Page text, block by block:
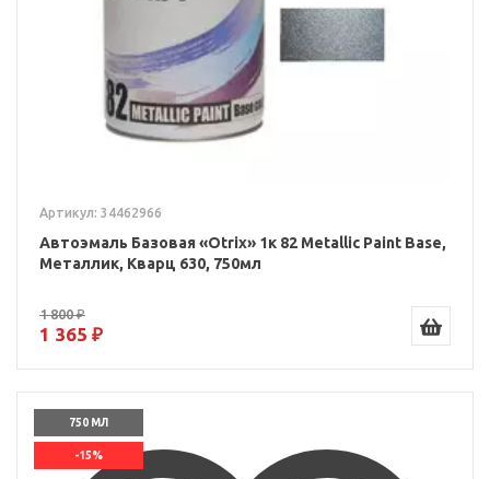
Артикул: 34462966
Автоэмаль Базовая «Otrix» 1к 82 Metallic Paint Base,
Металлик, Кварц 630, 750мл
1 800 ₽
1 365 ₽
750 МЛ
-15%